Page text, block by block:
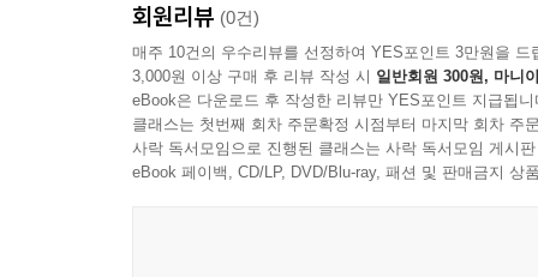
회원리뷰 (0건)
매주 10건의 우수리뷰를 선정하여 YES포인트 3만원을 드
3,000원 이상 구매 후 리뷰 작성 시 일반회원 300원, 마니
eBook은 다운로드 후 작성한 리뷰만 YES포인트 지급됩니
클래스는 첫번째 회차 주문확정 시점부터 마지막 회차 주
사락 독서모임으로 진행된 클래스는 사락 독서모임 게시
eBook 페이백, CD/LP, DVD/Blu-ray, 패션 및 판매금지 상